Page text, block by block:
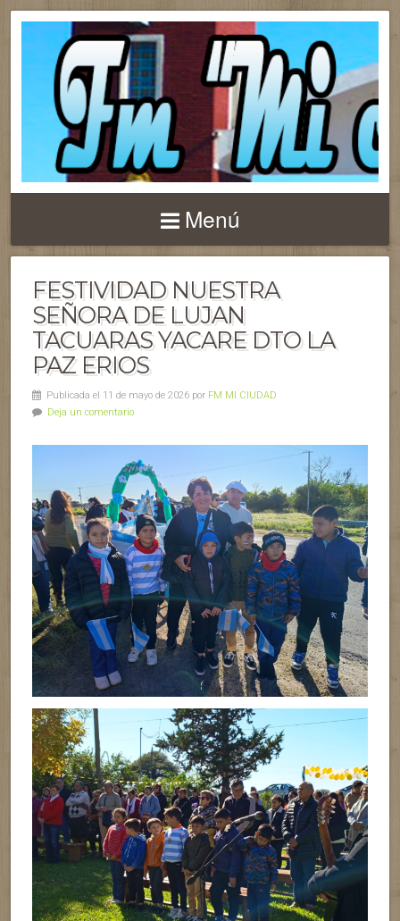
Menú
FESTIVIDAD NUESTRA
SEÑORA DE LUJAN
TACUARAS YACARE DTO LA
PAZ ERIOS
Publicada el 11 de mayo de 2026 por FM MI CIUDAD
Deja un comentario